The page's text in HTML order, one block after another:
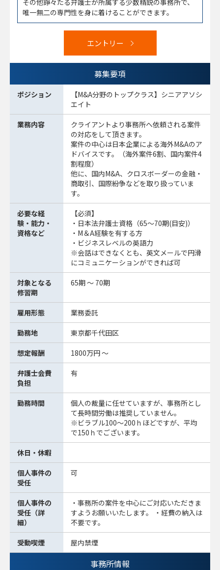
その他錚々たる弁護士が所属する少数精鋭の事務所で、
唯一無二の専門性を身に着けることができます。
エントリー
募集要項
ポジション
【M&A分野のトップクラス】シニアアソシ
エイト
業務内容
クライアントより事務所へ依頼される案件
の対応をして頂きます。
案件の中心は日本企業による海外M&Aのア
ドバイスです。（海外案件6割、国内案件4
割程度）
他に、国内M&A、クロスボーダーの金融・
商取引、国際紛争などを取り扱っていま
す。
必要な経
験・能力・
資格など
【必須】
・日本法弁護士資格（65～70期(目安)）
・M＆A経験を有する方
・ビジネスレベルの英語力
※会話はできなくとも、英文メールで円滑
にコミュニケーションができれば可
対象となる
修習期
65期 ～ 70期
雇用形態 業務委託
勤務地 東京都千代田区
想定報酬 1800万円 ～
弁護士会費
負担
有
勤務時間
個人の裁量に任せていますが、事務所とし
て長時間労働は推奨していません。
※ビラブル100～200ｈほどですが、平均
で150ｈでございます。
休日・休暇
個人事件の
受任
可
個人事件の
受任（詳
細）
・事務所の案件を中心にご対応いただきま
すようお願いいたします。 ・経費の納入は
不要です。
受動喫煙 屋内禁煙
事務所情報